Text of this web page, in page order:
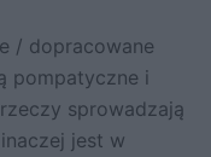
/ dopracowane
pompatyczne i
sprowadzają
jest w